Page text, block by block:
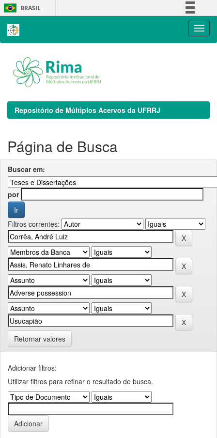
Skip
navigation
BRASIL
Repositório de Múltiplos Acervos da UFRRJ
Página de Busca
Buscar em:
por
Filtros correntes:
Retornar valores
Adicionar filtros:
Utilizar filtros para refinar o resultado de busca.